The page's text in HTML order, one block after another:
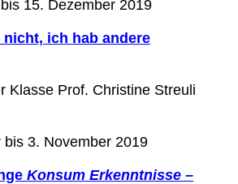
15. Dezember 2019
nicht, ich hab andere
Klasse Prof. Christine Streuli
bis 3. November 2019
Konsum Erkenntnisse –